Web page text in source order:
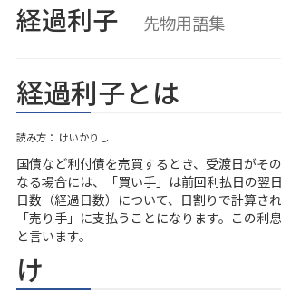
経過利子 先物用語集
経過利子とは
読み方： けいかりし
国債など利付債を売買するとき、受渡日がそ
なる場合には、「買い手」は前回利払日の翌
日数（経過日数）について、日割りで計算さ
「売り手」に支払うことになります。この利
と言います。
け